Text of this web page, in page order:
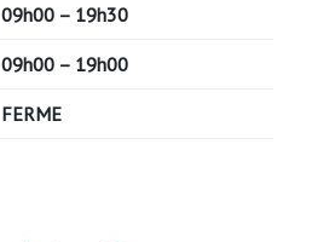
09h00 – 19h30
09h00 – 19h00
FERME